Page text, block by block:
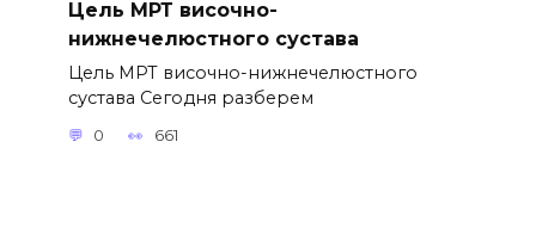
Цель МРТ височно-
нижнечелюстного сустава
Цель МРТ височно-нижнечелюстного
сустава Сегодня разберем
0 661